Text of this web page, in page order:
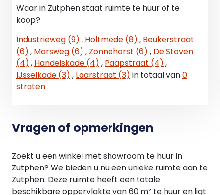
Waar in Zutphen staat ruimte te huur of te
koop?
Industrieweg (9) , Holtmede (8) , Beukerstraat
(6) , Marsweg (6) , Zonnehorst (6) , De Stoven
(4) , Handelskade (4) , Paapstraat (4) ,
IJsselkade (3) , Laarstraat (3) in totaal van0
straten
Vragen of opmerkingen
Zoekt u een winkel met showroom te huur in
Zutphen? We bieden u nu een unieke ruimte aan te
Zutphen. Deze ruimte heeft een totale
beschikbare oppervlakte van 60 m² te huur en ligt